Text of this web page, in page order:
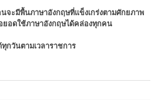
จะมีพื้นภาษาอังกฤษที่แข็งเกร่งตามศักยภาพ
ยอดใช้ภาษาอังกฤษได้คล่องทุกคน
ทุกวันตามเวลาราชการ